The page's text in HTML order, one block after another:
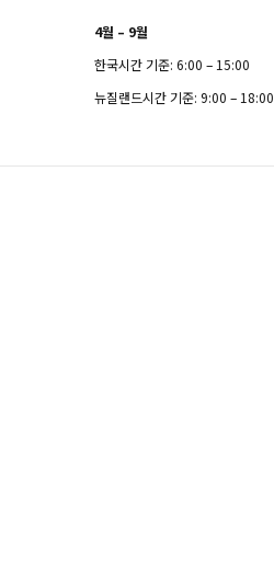
4월 – 9월
한국시간 기준: 6:00 – 15:00
뉴질랜드시간 기준: 9:00 – 18:00